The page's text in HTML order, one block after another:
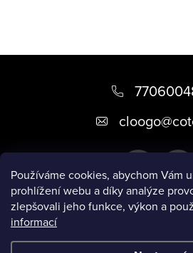
Používáme cookies, abychom Vám
prohlížení webu a díky analýze
zlepšovali jeho funkce, výkon a
informací
t
cloogo@
Informace pro vás